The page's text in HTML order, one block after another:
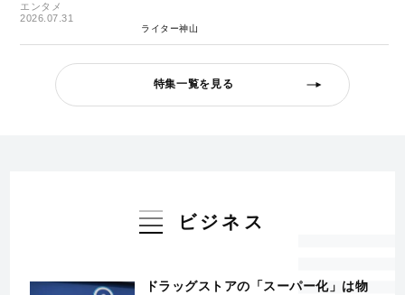
エンタメ
2026.07.31
ライター神山
特集一覧を見る
ビジネス
ドラッグストアの「スーパー化」は物